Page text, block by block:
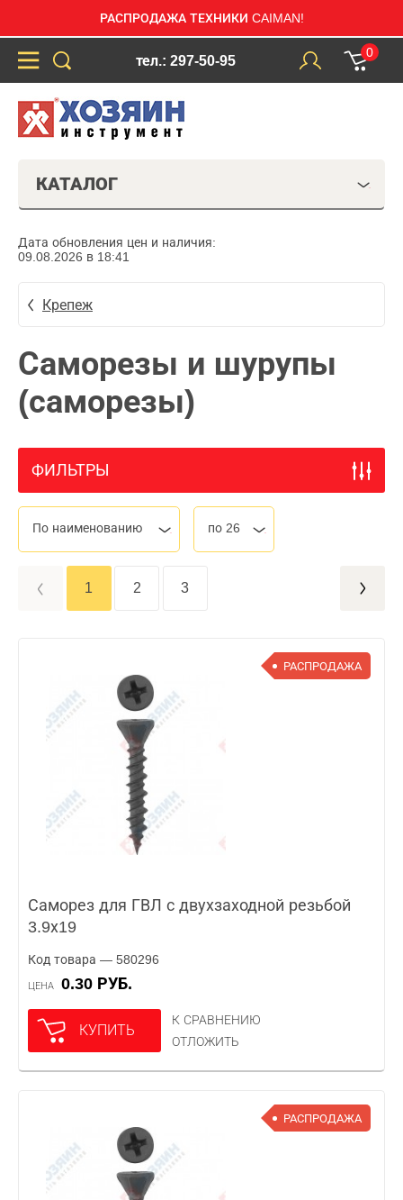
РАСПРОДАЖА ТЕХНИКИ CAIMAN!
тел.: 297-50-95
0
КАТАЛОГ
Дата обновления цен и наличия:
09.08.2026 в 18:41
Крепеж
Саморезы и шурупы
(саморезы)
ФИЛЬТРЫ
По наименованию по 26
1 2 3
РАСПРОДАЖА
Саморез для ГВЛ с двухзаходной резьбой
3.9х19
Код товара — 580296
ЦЕНА 0.30 РУБ.
КУПИТЬ
К СРАВНЕНИЮ
ОТЛОЖИТЬ
РАСПРОДАЖА